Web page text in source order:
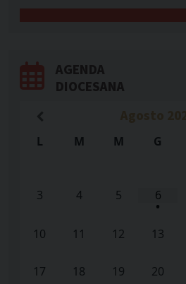
AGENDA
DIOCESANA
L M M G
3 4 5 6
•
10 11 12 13
17 18 19 20